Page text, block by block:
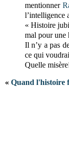
mentionner
« Histoire
mal pour une
Il n’y a pas
ce qui
Quelle
« Quand l'histoire